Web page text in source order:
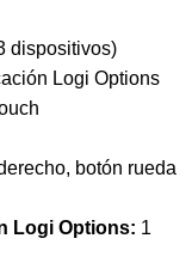
dispositivos)
Logi Options
botón rueda
Logi Options: 1